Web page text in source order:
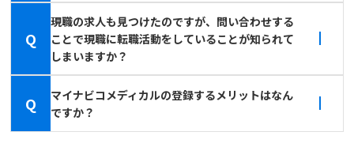
Q
現職の求人も見つけたのですが、問い合わせする
ことで現職に転職活動をしていることが知られて
しまいますか？
Q
マイナビコメディカルの登録するメリットはなん
ですか？